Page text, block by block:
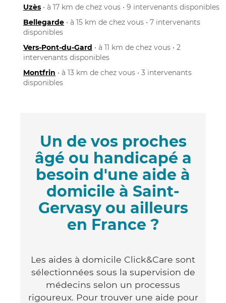
Uzès • à 17 km de chez vous • 9 intervenants disponibles
Bellegarde • à 15 km de chez vous • 7 intervenants
disponibles
Vers-Pont-du-Gard • à 11 km de chez vous • 2
intervenants disponibles
Montfrin • à 13 km de chez vous • 3 intervenants
disponibles
Un de vos proches
âgé ou handicapé a
besoin d'une aide à
domicile à Saint-
Gervasy ou ailleurs
en France ?
Les aides à domicile Click&Care sont
sélectionnées sous la supervision de
médecins selon un processus
rigoureux. Pour trouver une aide pour